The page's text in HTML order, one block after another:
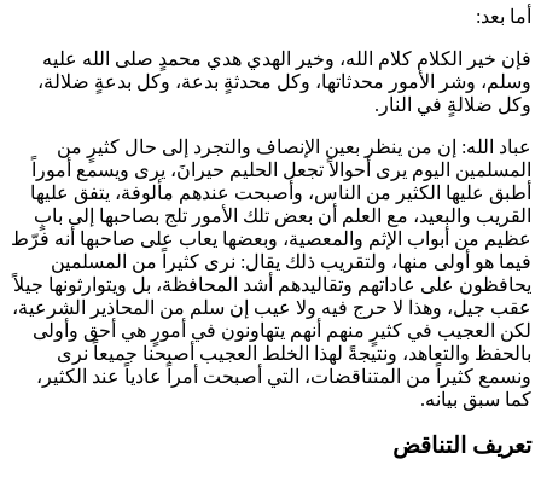
أما بعد:
فإن خير الكلام كلام الله، وخير الهدي هدي محمدٍ صلى الله عليه
وسلم، وشر الأمور محدثاتها، وكل محدثةٍ بدعة، وكل بدعةٍ ضلالة،
وكل ضلالةٍ في النار.
عباد الله: إن من ينظر بعين الإنصاف والتجرد إلى حال كثيرٍ من
المسلمين اليوم يرى أحوالاً تجعل الحليم حيرانَ، يرى ويسمع أموراً
أطبق عليها الكثير من الناس، وأصبحت عندهم مألوفة، يتفق عليها
القريب والبعيد، مع العلم أن بعض تلك الأمور تلج بصاحبها إلى بابٍ
عظيم من أبواب الإثم والمعصية، وبعضها يعاب على صاحبها أنه فرّط
فيما هو أولى منها، ولتقريب ذلك يقال: نرى كثيراً من المسلمين
يحافظون على عاداتهم وتقاليدهم أشد المحافظة، بل ويتوارثونها جيلاً
عقب جيل، وهذا لا حرج فيه ولا عيب إن سلم من المحاذير الشرعية،
لكن العجيب في كثيرٍ منهم أنهم يتهاونون في أمورٍ هي أحق وأولى
بالحفظ والتعاهد، ونتيجةً لهذا الخلط العجيب أصبحنا جميعاً نرى
ونسمع كثيراً من المتناقضات، التي أصبحت أمراً عادياً عند الكثير،
كما سبق بيانه.
تعريف التناقض